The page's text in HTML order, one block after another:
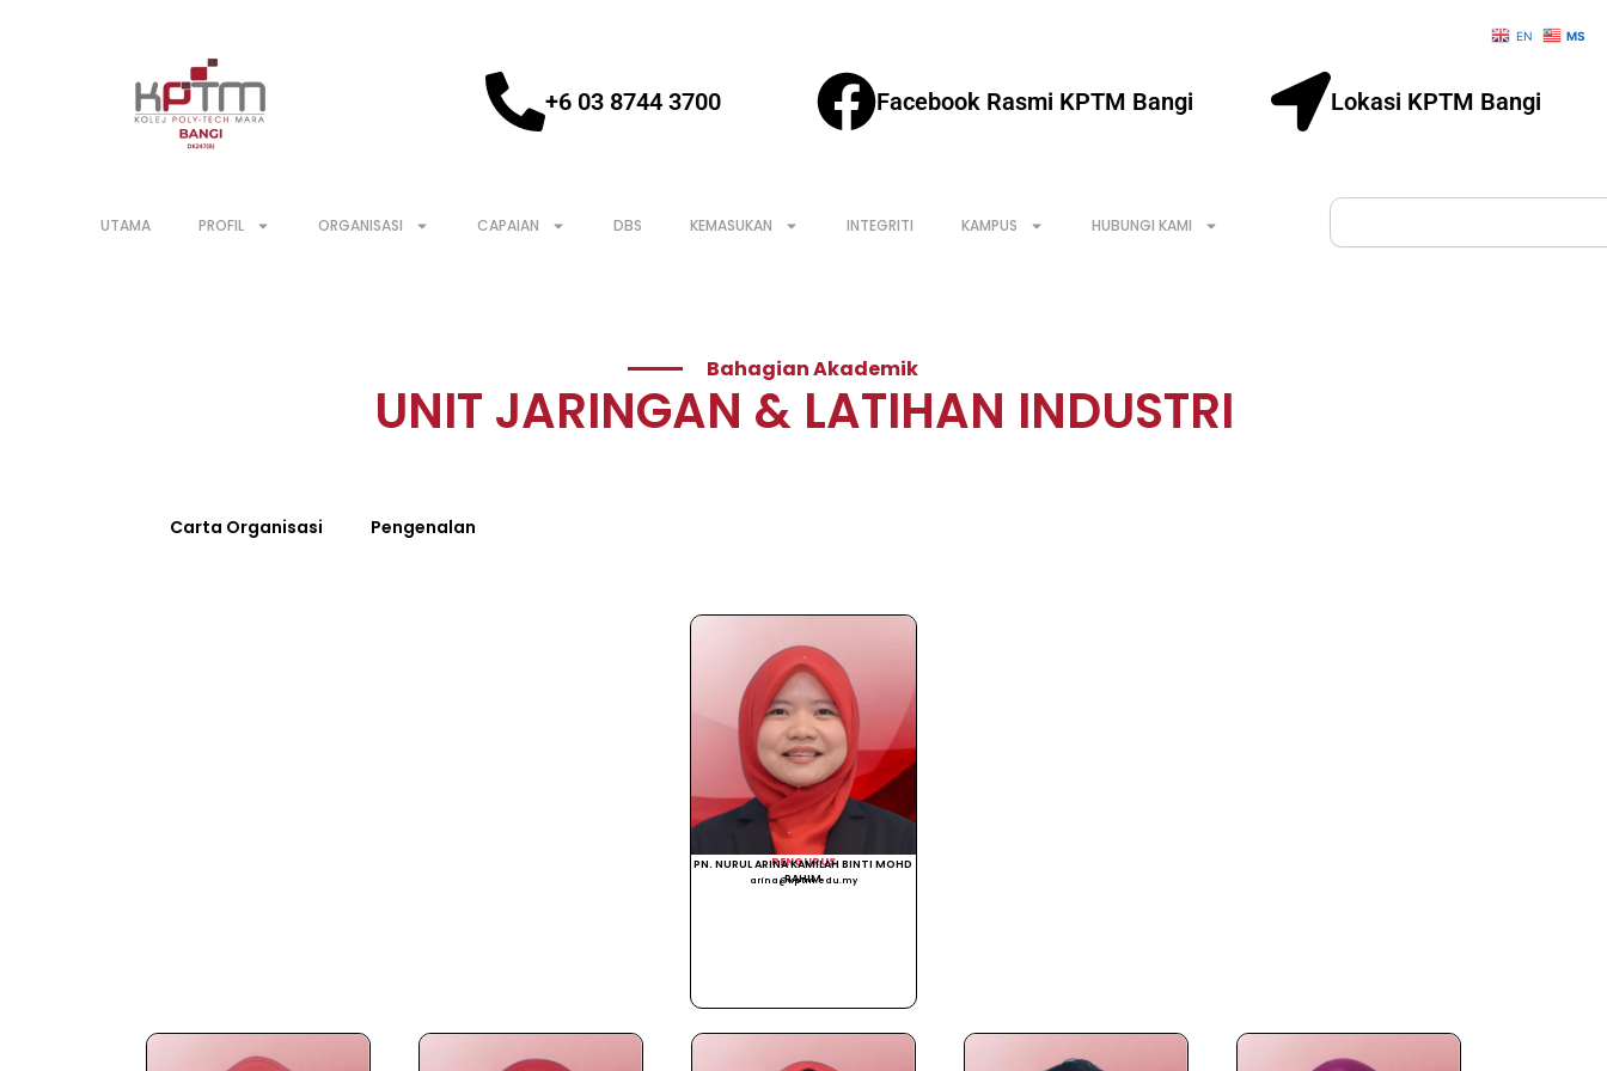
+6 03 8744 3700 Facebook Rasmi KPTM Bangi Lokasi KPTM Bangi
UTAMA PROFIL ORGANISASI CAPAIAN DBS KEMASUKAN INTEGRITI KAMPUS HUBUNGI KAMI
Search
Bahagian Akademik
UNIT JARINGAN & LATIHAN INDUSTRI
Carta Organisasi Pengenalan
PENGURUS
PN. NURUL ARINA KAMILAH BINTI MOHD
RAHIM
arina@kptm.edu.my
EN MS